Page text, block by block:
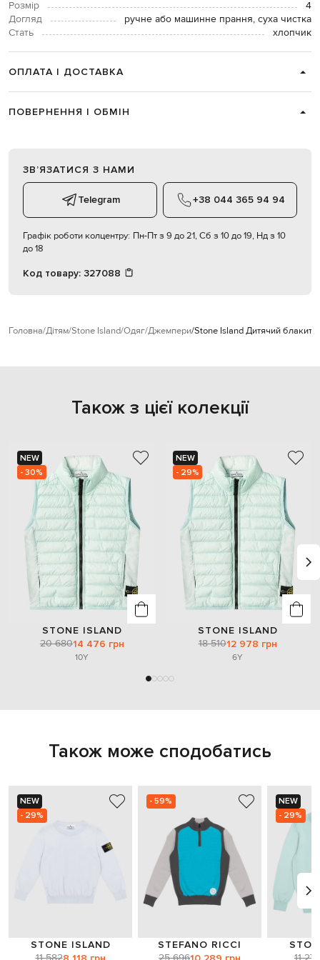
Розмір
4
Догляд
ручне або машинне прання, суха чистка
Стать
хлопчик
ОПЛАТА І ДОСТАВКА
ПОВЕРНЕННЯ І ОБМІН
ЗВʼЯЗАТИСЯ З НАМИ
Telegram +38 044 365 94 94
Графік роботи колцентру: Пн-Пт з 9 до 21, Сб з 10 до 19, Нд з 10
до 18
Код товару: 327088
Головна Дітям Stone Island Одяг Джемпери Stone Island Дитячий
Також з цієї колекції
NEW
- 30%
STONE ISLAND
20 68014 476 грн
10Y
NEW
- 29%
STONE ISLAND
18 51012 978 грн
6Y
Також може сподобатись
NEW
- 29%
STONE ISLAND
- 59%
STEFANO RICCI
NEW
- 29%